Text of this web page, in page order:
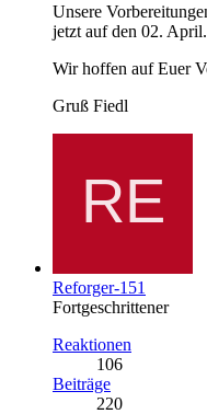
Unsere
jetzt auf den 02.
Wir hoffen auf Euer
Gruß Fiedl
Reforger-151
Fortgeschrittener
Reaktionen
106
Beiträge
220